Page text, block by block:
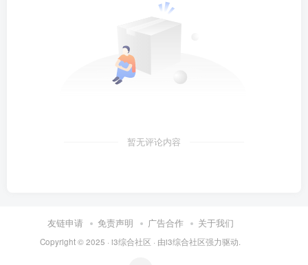
暂无评论内容
友链申请 免责声明 广告合作 关于我们
Copyright © 2025 · i3综合社区 · 由i3综合社区强力驱动.